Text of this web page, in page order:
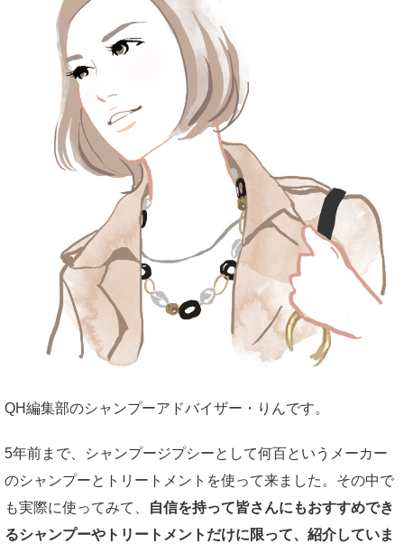
QH編集部のシャンプーアドバイザー・りんです。
5年前まで、シャンプージプシーとして何百というメーカー
のシャンプーとトリートメントを使って来ました。その中で
も実際に使ってみて、
自信を持って皆さんにもおすすめでき
るシャンプーやトリートメントだけに限って、紹介していま